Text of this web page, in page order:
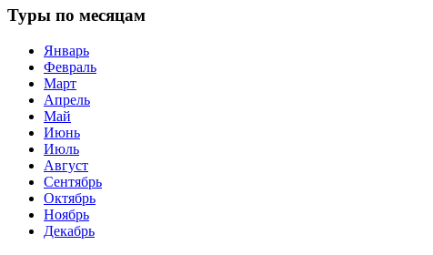
Туры по месяцам
Январь
Февраль
Март
Апрель
Май
Июнь
Июль
Август
Сентябрь
Октябрь
Ноябрь
Декабрь